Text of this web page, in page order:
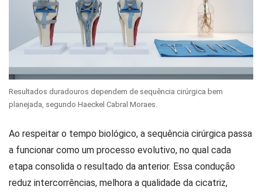
Resultados duradouros dependem de sequência cirúrgica bem
planejada, segundo Haeckel Cabral Moraes.
Ao respeitar o tempo biológico, a sequência cirúrgica passa
a funcionar como um processo evolutivo, no qual cada
etapa consolida o resultado da anterior. Essa condução
reduz intercorrências, melhora a qualidade da cicatriz,